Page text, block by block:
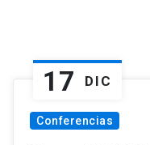
17 DIC
Conferencias